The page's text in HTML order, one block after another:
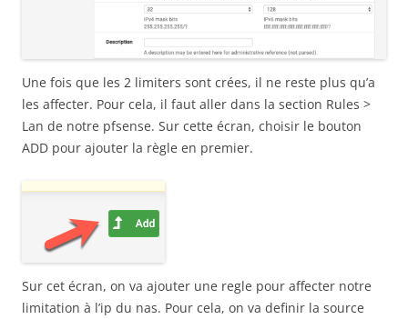
Une fois que les 2 limiters sont crées, il ne reste plus qu’a
les affecter. Pour cela, il faut aller dans la section Rules >
Lan de notre pfsense. Sur cette écran, choisir le bouton
ADD pour ajouter la règle en premier.
Sur cet écran, on va ajouter une regle pour affecter notre
limitation à l’ip du nas. Pour cela, on va definir la source